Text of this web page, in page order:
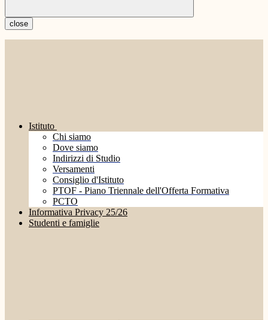
close
Istituto
Chi siamo
Dove siamo
Indirizzi di Studio
Versamenti
Consiglio d'Istituto
PTOF - Piano Triennale dell'Offerta Formativa
PCTO
Informativa Privacy 25/26
Studenti e famiglie